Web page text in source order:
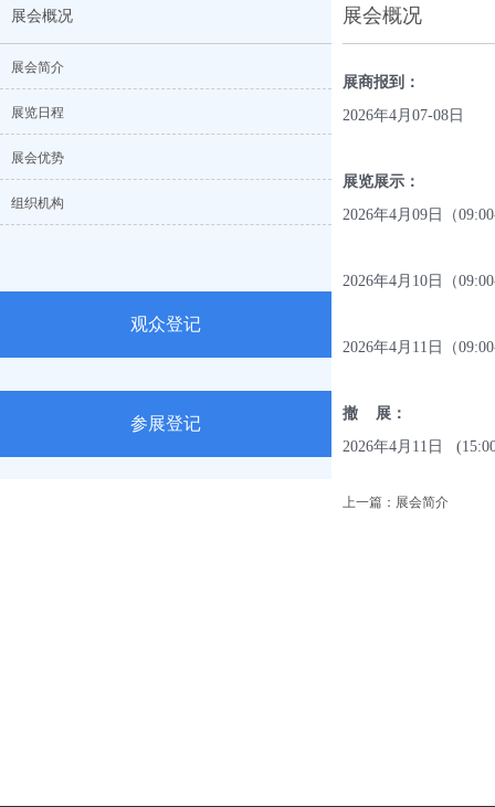
展会概况
展会简介
展览日程
展会优势
组织机构
观众登记
参展登记
展会概况
展商报到：
2026年4月07-08日
展览展示：
2026年4月09日（
2026年4月10日（
2026年4月11日（
撤 展：
2026年4月11日
上一篇：展会简介